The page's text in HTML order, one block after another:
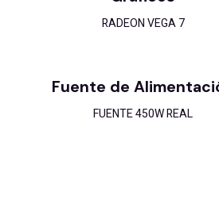
RADEON VEGA 7
Fuente de
FUENTE 450W REAL